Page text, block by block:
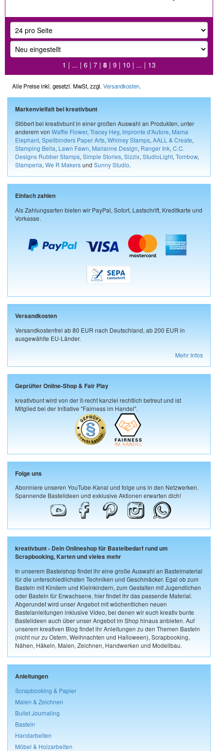
1 | ... | 6 | 7 | 8 | 9 | 10 | ... | 13
Alle Preise inkl. gesetzl. MwSt, zzgl. Versandkosten.
Markenvielfalt bei kreativbunt
Stöbert bei kreativbunt in einer großen Auswahl an Produkten, unter
anderem von Waffle Flower, Tracey Hey, Impronte d'Autore, Mama
Elephant, Spellbinders Paper Arts, Whimsy Stamps, AALL & Create,
Stamping Bella, Lawn Fawn, Marianne Design, Ranger Ink, C.C.
Designs Rubber Stamps, Simple Stories, Sizzix, StudioLight, Tombow,
Stamperia, We R Makersund Sunny Studio.
Einfach zahlen
Als Zahlungsarten bieten wir PayPal, Sofort, Lastschrift, Kreditkarte und
Vorkasse.
Versandkosten
Versandkostenfrei ab 80 EUR nach Deutschland, ab 200 EUR in
ausgewählte EU-Länder.
Mehr Infos
Geprüfter Online-Shop & Fair Play
kreativbunt wird von der it-recht kanzlei rechtlich betreut und ist
Mitglied bei der Initiative "Fairness im Handel".
Folge uns
Abonniere unseren YouTube-Kanal und folge uns in den Netzwerken.
Spannende Bastelideen und exklusive Aktionen erwarten dich!
kreativbunt - Dein Onlineshop für Bastelbedarf rund um
Scrapbooking, Karten und vieles mehr
In unserem Bastelshop findet ihr eine große Auswahl an Bastelmaterial
für die unterschiedlichsten Techniken und Geschmäcker. Egal ob zum
Basteln mit Kindern und Kleinkindern, zum Gestalten mit Jugendlichen
oder Basteln für Erwachsene, hier findet ihr das passende Material.
Abgerundet wird unser Angebot mit wöchentlichen neuen
Bastelanleitungen inklusive Video, bei denen wir euch kreativ bunte
Bastelideen auch über unser Angebot im Shop hinaus anbieten. Auf
unserem kreativen Blog findet ihr Anleitungen zu den Themen Basteln
(nicht nur zu Ostern, Weihnachten und Halloween), Scrapbooking,
Nähen, Häkeln, Malen, Zeichnen, Handwerken und Modellbau.
Anleitungen
Scrapbooking & Papier
Malen & Zeichnen
Bullet Journaling
Basteln
Handarbeiten
Möbel & Holzarbeiten